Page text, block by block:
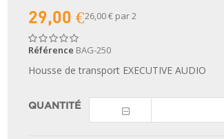
29,00 €26,00 € par 2
Référence BAG-250
Housse de transport EXECUTIVE AUDIO
QUANTITÉ